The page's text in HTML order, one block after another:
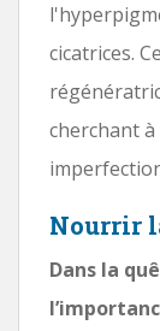
cicatrices.
cherchant
Nourrir
Dans la